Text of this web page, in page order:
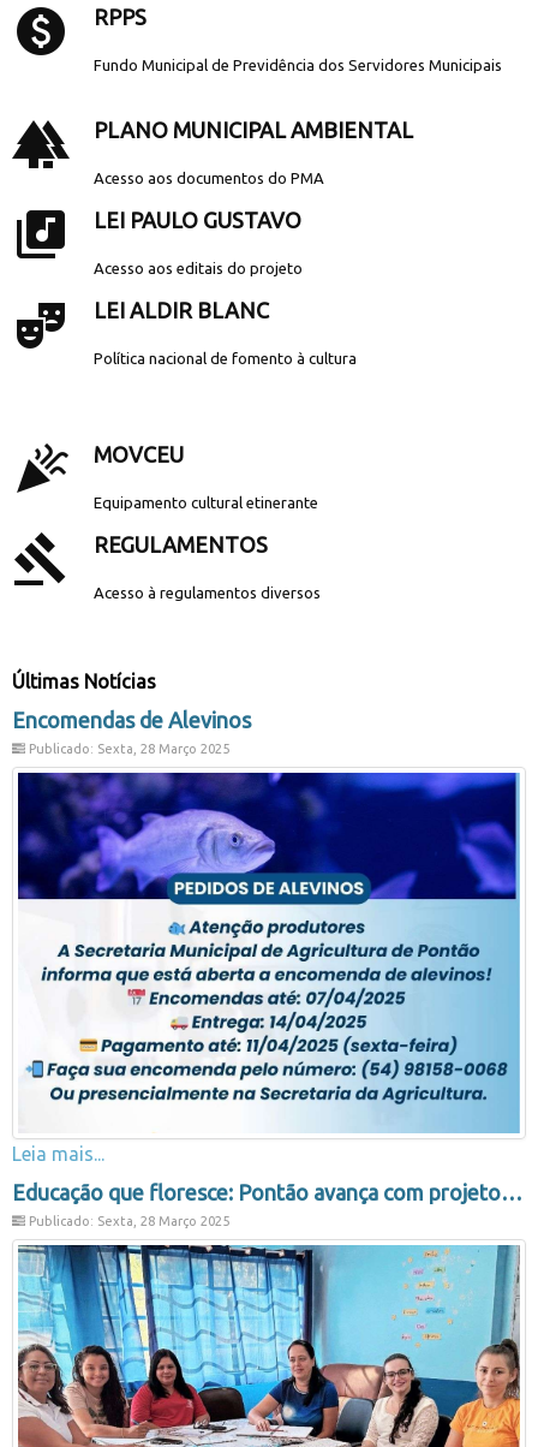
paid RPPS
Fundo Municipal de Previdência dos Servidores Municipais
forest PLANO MUNICIPAL AMBIENTAL
Acesso aos documentos do PMA
library_music LEI PAULO GUSTAVO
Acesso aos editais do projeto
theater_comedy LEI ALDIR BLANC
Política nacional de fomento à cultura
celebration MOVCEU
Equipamento cultural etinerante
gavel REGULAMENTOS
Acesso à regulamentos diversos
Últimas Notícias
Encomendas de Alevinos
Publicado: Sexta, 28 Março 2025
Leia mais...
Educação que floresce: Pontão avança com projeto de hortas escolares e sustentabilidade
Publicado: Sexta, 28 Março 2025